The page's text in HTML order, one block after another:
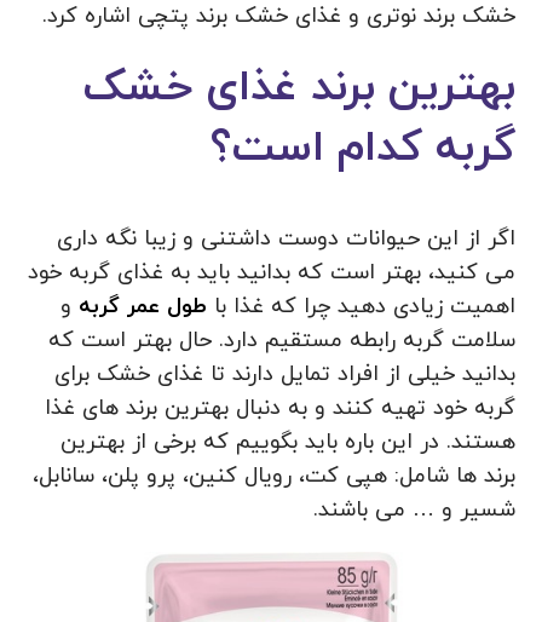
خشک برند نوتری و غذای خشک برند پتچی اشاره کرد.
بهترین برند غذای خشک
گربه کدام است؟
اگر از این حیوانات دوست داشتنی و زیبا نگه داری
می کنید، بهتر است که بدانید باید به غذای گربه خود
اهمیت زیادی دهید چرا که غذا با طول عمر گربه و
سلامت گربه رابطه مستقیم دارد. حال بهتر است که
بدانید خیلی از افراد تمایل دارند تا غذای خشک برای
گربه خود تهیه کنند و به دنبال بهترین برند های غذا
هستند. در این باره باید بگوییم که برخی از بهترین
برند ها شامل: هپی کت، رویال کنین، پرو پلن، سانابل،
شسیر و … می باشند.